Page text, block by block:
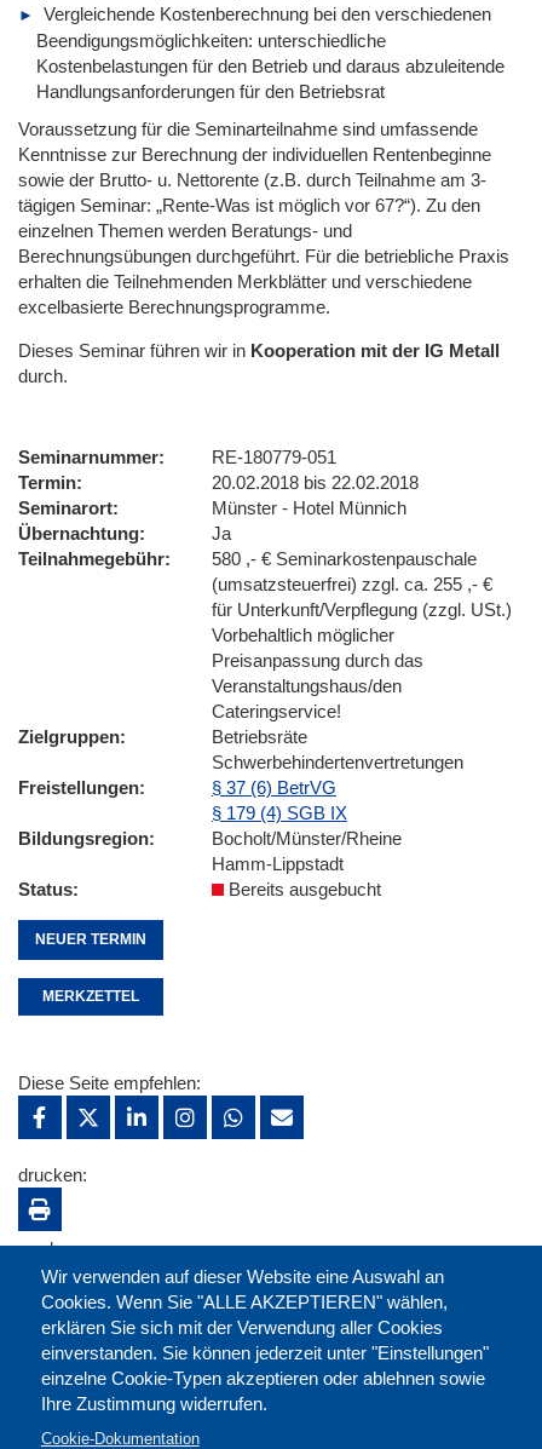
Vergleichende Kostenberechnung bei den verschiedenen
Beendigungsmöglichkeiten: unterschiedliche
Kostenbelastungen für den Betrieb und daraus abzuleitende
Handlungsanforderungen für den Betriebsrat
Voraussetzung für die Seminarteilnahme sind umfassende
Kenntnisse zur Berechnung der individuellen Rentenbeginne
sowie der Brutto- u. Nettorente (z.B. durch Teilnahme am 3-
tägigen Seminar: „Rente-Was ist möglich vor 67?“). Zu den
einzelnen Themen werden Beratungs- und
Berechnungsübungen durchgeführt. Für die betriebliche Praxis
erhalten die Teilnehmenden Merkblätter und verschiedene
excelbasierte Berechnungsprogramme.
Dieses Seminar führen wir in Kooperation mit der IG Metall
durch.
Seminarnummer
RE-180779-051
Termin
20.02.2018 bis 22.02.2018
Seminarort
Münster - Hotel Münnich
Übernachtung
Ja
Teilnahmegebühr
580 ,- € Seminarkostenpauschale
(umsatzsteuerfrei) zzgl. ca. 255 ,- €
für Unterkunft/Verpflegung (zzgl. USt.)
Vorbehaltlich möglicher
Preisanpassung durch das
Veranstaltungshaus/den
Cateringservice!
Zielgruppen
Betriebsräte
Schwerbehindertenvertretungen
Freistellungen
§ 37 (6) BetrVG
§ 179 (4) SGB IX
Bildungsregion
Bocholt/Münster/Rheine
Hamm-Lippstadt
Status
Bereits ausgebucht
NEUER TERMIN
MERKZETTEL
Wir verwenden auf dieser Website eine Auswahl an
Cookies. Wenn Sie "ALLE AKZEPTIEREN" wählen,
erklären Sie sich mit der Verwendung aller Cookies
einverstanden. Sie können jederzeit unter "Einstellungen"
einzelne Cookie-Typen akzeptieren oder ablehnen sowie
Ihre Zustimmung widerrufen.
Cookie-Dokumentation
Diese Seite empfehlen:
drucken:
merken: